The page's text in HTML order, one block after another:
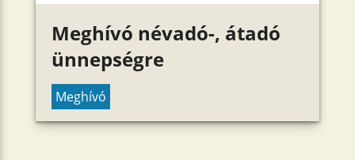
Meghívó névadó-, átadó
ünnepségre
Meghívó